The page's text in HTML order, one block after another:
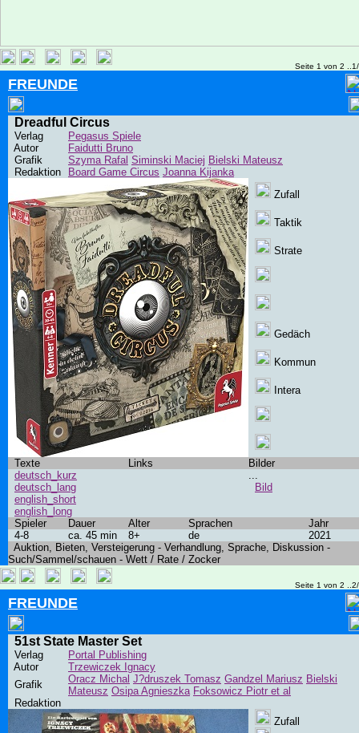
Seite 1 von 2
FREUNDE
Dreadful Circus
Verlag
Pegasus Spiele
Autor
Faidutti Bruno
Grafik
Szyma Rafal Siminski Maciej Bielski Mateusz
Redaktion
Board Game Circus Joanna Kijanka
Zufall
Taktik
Strate
Gedäch
Kommun
Intera
Texte Links
Bilder
deutsch_kurz
deutsch_lang
english_short
english_long
...
Bild
Spieler Dauer Alter Sprachen
Jahr
4-8
ca. 45 min 8+ de
2021
Auktion, Bieten, Versteigerung - Verhandlung, Sprache, Diskussion -
Such/Sammel/schauen - Wett / Rate / Zocker
Seite 1 von 2
FREUNDE
51st State Master Set
Verlag
Portal Publishing
Autor
Trzewiczek Ignacy
Grafik
Oracz Michal J?druszek Tomasz Gandzel Mariusz Bielski
Mateusz Osipa Agnieszka Foksowicz Piotr et al
Redaktion
Zufall